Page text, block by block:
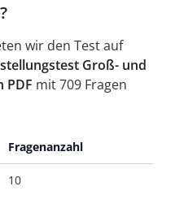
wir den Test auf
Groß- und
PDF mit 709 Fragen
Fragenanzahl
10